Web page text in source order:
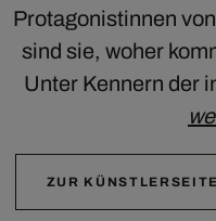
Protagonistinnen
sind sie, woher
Unter Kennern der
ZUR KÜNSTLERSEITE